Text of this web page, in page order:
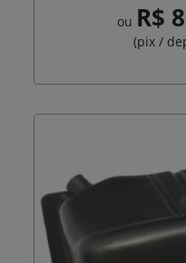
ou R$
(pix /